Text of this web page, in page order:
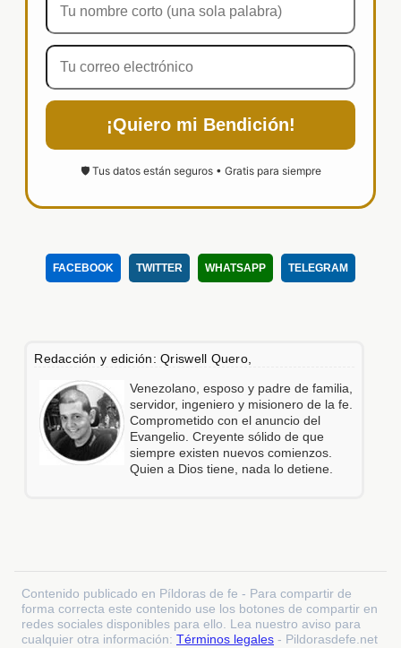
¡Quiero mi Bendición!
🛡️ Tus datos están seguros • Gratis para siempre
FACEBOOK TWITTER WHATSAPP TELEGRAM
Redacción y edición: Qriswell Quero,
Venezolano, esposo y padre de familia,
servidor, ingeniero y misionero de la fe.
Comprometido con el anuncio del
Evangelio. Creyente sólido de que
siempre existen nuevos comienzos.
Quien a Dios tiene, nada lo detiene.
Contenido publicado en Píldoras de fe - Para compartir de
forma correcta este contenido use los botones de compartir en
redes sociales disponibles para ello. Lea nuestro aviso para
cualquier otra información: Términos legales - Pildorasdefe.net